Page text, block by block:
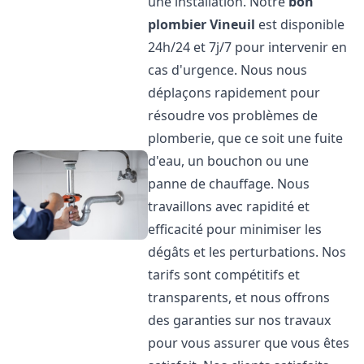
plombierVineuil est disponible
24h/24 et 7j/7 pour intervenir en
cas d'urgence. Nous nous
déplaçons rapidement pour
résoudre vos problèmes de
plomberie, que ce soit une fuite
d'eau, un bouchon ou une
panne de chauffage. Nous
travaillons avec rapidité et
efficacité pour minimiser les
dégâts et les perturbations. Nos
tarifs sont compétitifs et
transparents, et nous offrons
des garanties sur nos travaux
pour vous assurer que vous êtes